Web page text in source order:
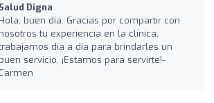
Salud Digna
Hola, buen día. Gracias por compartir con
nosotros tu experiencia en la clínica,
día a día para brindarles un
buen servicio. ¡Estamos para servirte!-
Carmen